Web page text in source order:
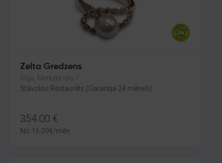
Zelta Gredzens
Rīga, Merķeļa iela 7
Stāvoklis Restaurēts (Garantija 24 mēneši)
354.00 €
No 16.09€/mēn.